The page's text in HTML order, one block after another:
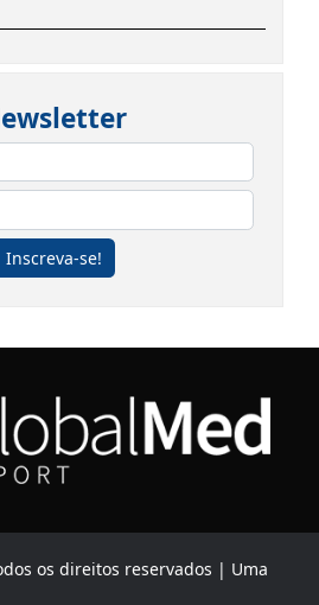
Inscreva-se!
os direitos reservados | Uma